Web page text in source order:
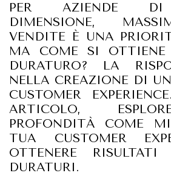
PER AZIENDE DI
DIMENSIONE,
VENDITE È UNA
MA COME SI OTTIENE
DURATURO? LA
NELLA CREAZIONE DI
CUSTOMER
ARTICOLO,
PROFONDITÀ COME
TUA CUSTOMER
OTTENERE
DURATURI.